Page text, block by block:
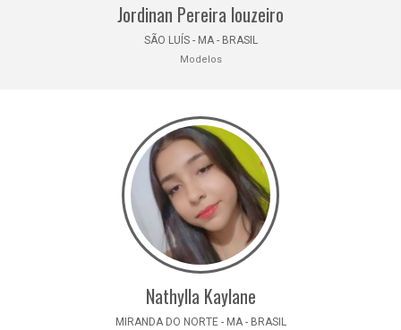
Jordinan Pereira louzeiro
SÃO LUÍS - MA - BRASIL
Modelos
Nathylla Kaylane
MIRANDA DO NORTE - MA - BRASIL